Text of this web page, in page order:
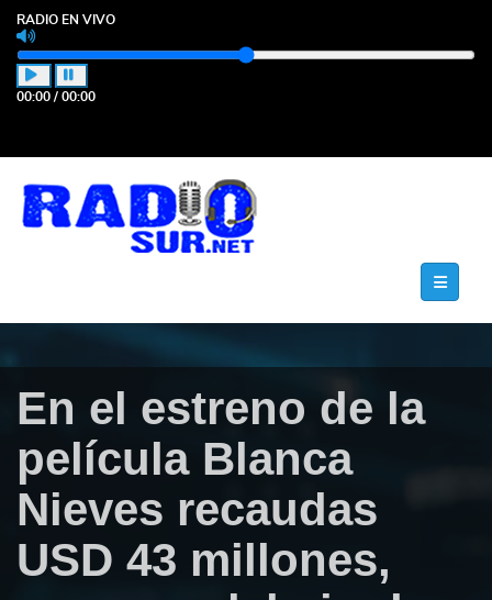
RADIO EN VIVO
00:00 / 00:00
En el estreno de la
película Blanca
Nieves recaudas
USD 43 millones,